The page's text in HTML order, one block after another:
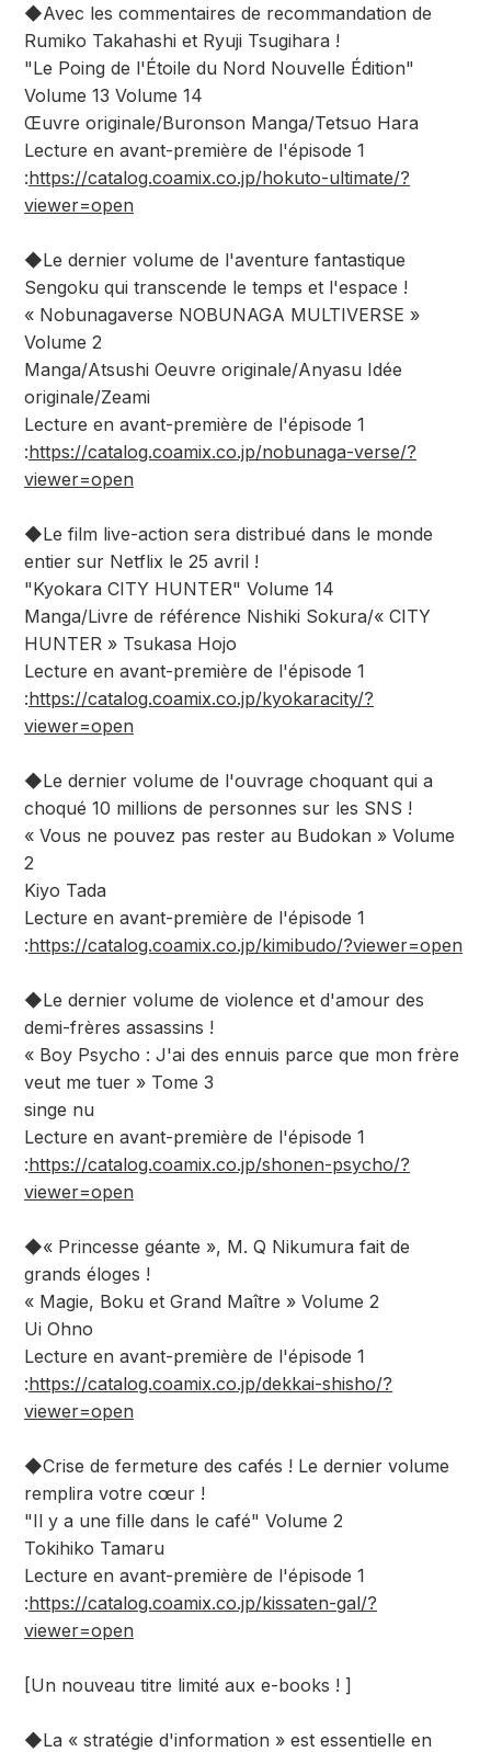
◆Avec les commentaires de recommandation de
Rumiko Takahashi et Ryuji Tsugihara !
"Le Poing de l'Étoile du Nord Nouvelle Édition"
Volume 13 Volume 14
Œuvre originale/Buronson Manga/Tetsuo Hara
Lecture en avant-première de l'épisode 1
:https://catalog.coamix.co.jp/hokuto-ultimate/?
viewer=open
◆Le dernier volume de l'aventure fantastique
Sengoku qui transcende le temps et l'espace !
« Nobunagaverse NOBUNAGA MULTIVERSE »
Volume 2
Manga/Atsushi Oeuvre originale/Anyasu Idée
originale/Zeami
Lecture en avant-première de l'épisode 1
:https://catalog.coamix.co.jp/nobunaga-verse/?
viewer=open
◆Le film live-action sera distribué dans le monde
entier sur Netflix le 25 avril !
"Kyokara CITY HUNTER" Volume 14
Manga/Livre de référence Nishiki Sokura/« CITY
HUNTER » Tsukasa Hojo
Lecture en avant-première de l'épisode 1
:https://catalog.coamix.co.jp/kyokaracity/?
viewer=open
◆Le dernier volume de l'ouvrage choquant qui a
choqué 10 millions de personnes sur les SNS !
« Vous ne pouvez pas rester au Budokan » Volume
2
Kiyo Tada
Lecture en avant-première de l'épisode 1
:https://catalog.coamix.co.jp/kimibudo/?viewer=open
◆Le dernier volume de violence et d'amour des
demi-frères assassins !
« Boy Psycho : J'ai des ennuis parce que mon frère
veut me tuer » Tome 3
singe nu
Lecture en avant-première de l'épisode 1
:https://catalog.coamix.co.jp/shonen-psycho/?
viewer=open
◆« Princesse géante », M. Q Nikumura fait de
grands éloges !
« Magie, Boku et Grand Maître » Volume 2
Ui Ohno
Lecture en avant-première de l'épisode 1
:https://catalog.coamix.co.jp/dekkai-shisho/?
viewer=open
◆Crise de fermeture des cafés ! Le dernier volume
remplira votre cœur !
"Il y a une fille dans le café" Volume 2
Tokihiko Tamaru
Lecture en avant-première de l'épisode 1
:https://catalog.coamix.co.jp/kissaten-gal/?
viewer=open
[Un nouveau titre limité aux e-books ! ]
◆La « stratégie d'information » est essentielle en